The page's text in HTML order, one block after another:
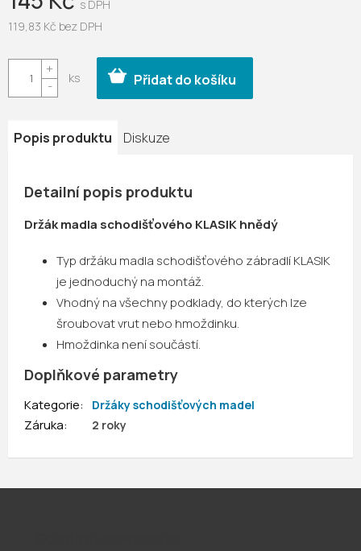
119,83 Kč bez DPH
cena:
Přidat do košíku
Popis produktu Diskuze
Detailní popis produktu
Držák madla schodišťového KLASIK hnědý
Typ držáku madla schodišťového zábradlí KLASIK
je jednoduchý na montáž.
Vhodný na všechny podklady, do kterých lze
šroubovat vrut nebo hmoždinku.
Hmoždinka není součástí.
Doplňkové parametry
Kategorie: Držáky schodišťových madel
Záruka: 2 roky